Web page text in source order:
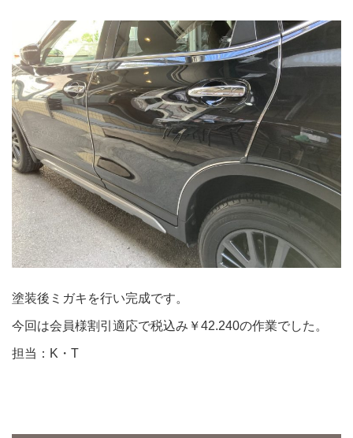
塗装後ミガキを行い完成です。
今回は会員様割引適応で税込み￥42.240の作業でした。
担当：K・T